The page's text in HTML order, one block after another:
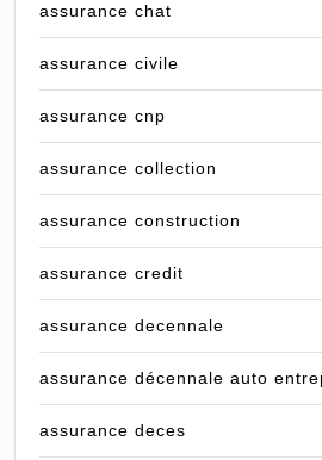
assurance chat
assurance civile
assurance cnp
assurance collection
assurance construction
assurance credit
assurance decennale
assurance décennale auto
assurance deces